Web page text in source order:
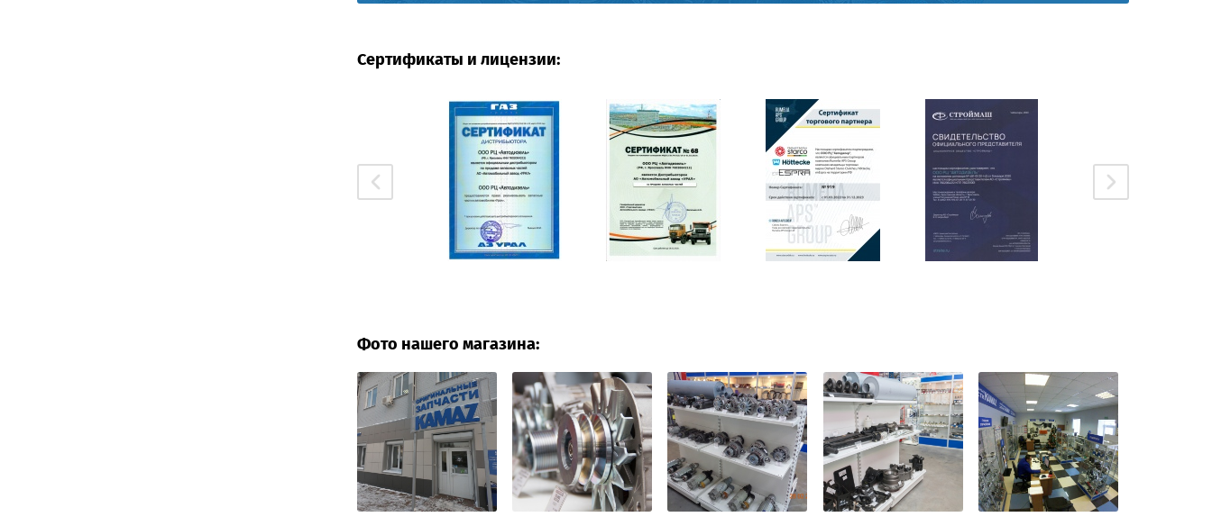
Сертификаты и лицензии:
Фото нашего магазина: